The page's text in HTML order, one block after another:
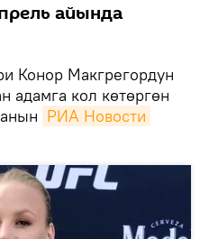
айында
Конор Макгрегордун
адамга кол көтөргөн
РИА Новости